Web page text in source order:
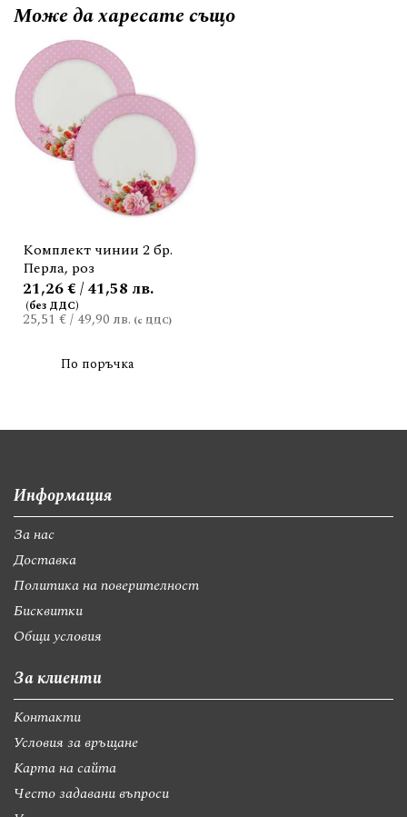
Може дахаресате също
Комплект чинии 2 бр.
Перла, роз
25,51 €/ 49,90 лв.
21,26 € / 41,58 лв.
По поръчка
Информация
За нас
Доставка
Политика на поверителност
Бисквитки
Общи условия
За клиенти
Контакти
Условия за връщане
Карта на сайта
Често задавани въпроси